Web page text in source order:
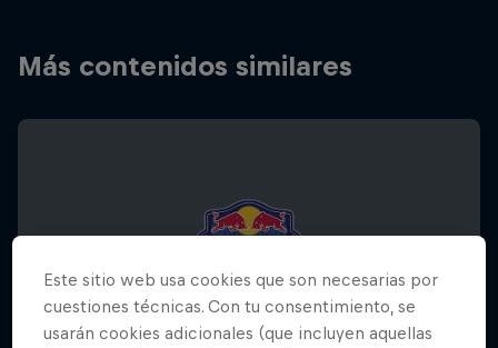
Más contenidos similares
Este sitio web usa cookies que son necesarias por
cuestiones técnicas. Con tu consentimiento, se
usarán cookies adicionales (que incluyen aquellas